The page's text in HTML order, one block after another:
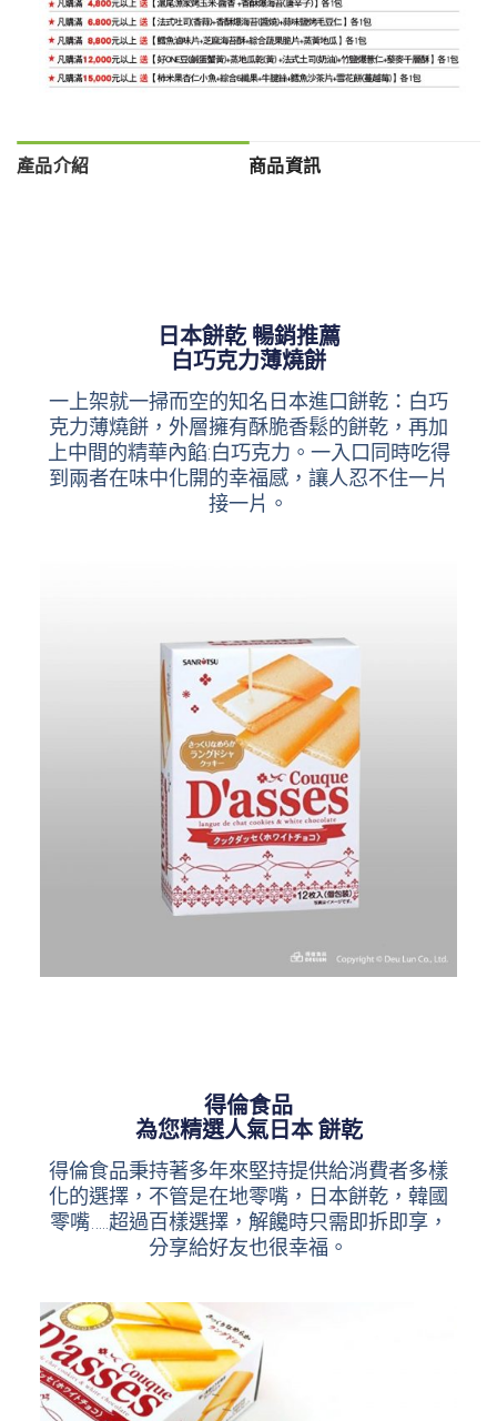
產品介紹 商品資訊
日本餅乾 暢銷推薦
白巧克力薄燒餅
一上架就一掃而空的知名日本進口餅乾：白巧
克力薄燒餅，外層擁有酥脆香鬆的餅乾，再加
上中間的精華內餡:白巧克力。一入口同時吃得
到兩者在味中化開的幸福感，讓人忍不住一片
接一片。
得倫食品
為您精選人氣日本 餅乾
得倫食品秉持著多年來堅持提供給消費者多樣
化的選擇，不管是在地零嘴，日本餅乾，韓國
零嘴…..超過百樣選擇， 解饞時只需即拆即享，
分享給好友也很幸福。